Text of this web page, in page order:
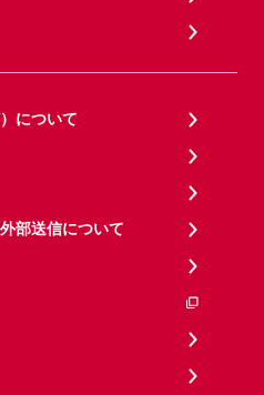
について
部送信について